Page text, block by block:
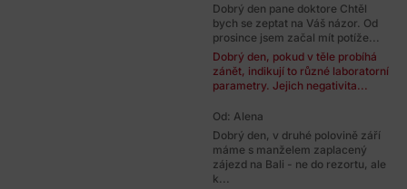
Dobrý den pane doktore Chtěl
bych se zeptat na Váš názor. Od
prosince jsem začal mít potíže...
Dobrý den, pokud v těle probíhá
zánět, indikují to různé laboratorní
parametry. Jejich negativita...
Od: Alena
Dobrý den, v druhé polovině září
máme s manželem zaplacený
zájezd na Bali - ne do rezortu, ale
k...